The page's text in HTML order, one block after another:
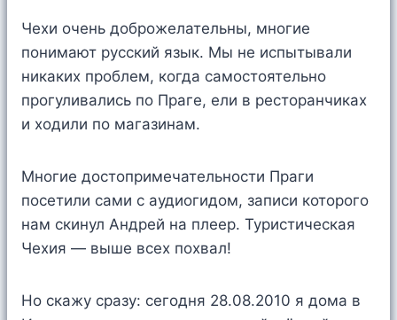
Чехи очень доброжелательны, многие
понимают русский язык. Мы не испытывали
никаких проблем, когда самостоятельно
прогуливались по Праге, ели в ресторанчиках
и ходили по магазинам.
Многие достопримечательности Праги
посетили сами с аудиогидом, записи которого
нам скинул Андрей на плеер. Туристическая
Чехия — выше всех похвал!
Но скажу сразу: сегодня 28.08.2010 я дома в